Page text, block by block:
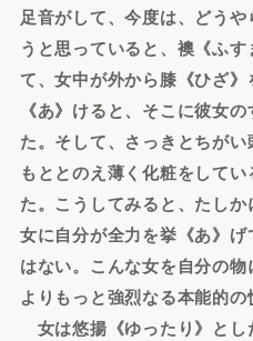
足音がして、今度は、どう
うと思っていると、襖《ふ
て、女中が外から膝《ひざ
《あ》けると、そこに彼女
た。そして、さっきとちがい
もととのえ薄く化粧をして
た。こうしてみると、たし
女に自分が全力を挙《あ》
はない。こんな女を自分の
よりもっと強烈なる本能的の
女は悠揚《ゆったり》とし